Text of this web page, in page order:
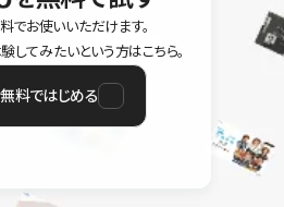
でお使いいただけます。
してみたいという方はこちら。
料ではじめる